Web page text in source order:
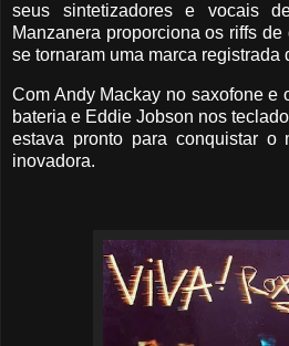
seus sintetizadores e vocais
Manzanera proporciona os riffs
se tornaram uma marca registrada
Com Andy Mackay no saxofone e
bateria e Eddie Jobson nos
estava pronto para conquistar o
inovadora.